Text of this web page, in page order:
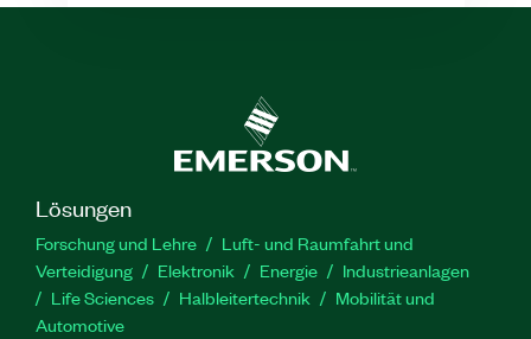
Lösungen
Forschung und Lehre
Luft- und Raumfahrt und
Verteidigung
Elektronik Energie
Industrieanlagen
Life Sciences
Halbleitertechnik
Mobilität und
Automotive